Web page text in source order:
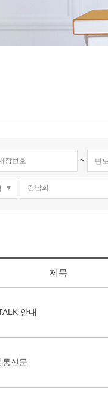
~
제목
안내
신문